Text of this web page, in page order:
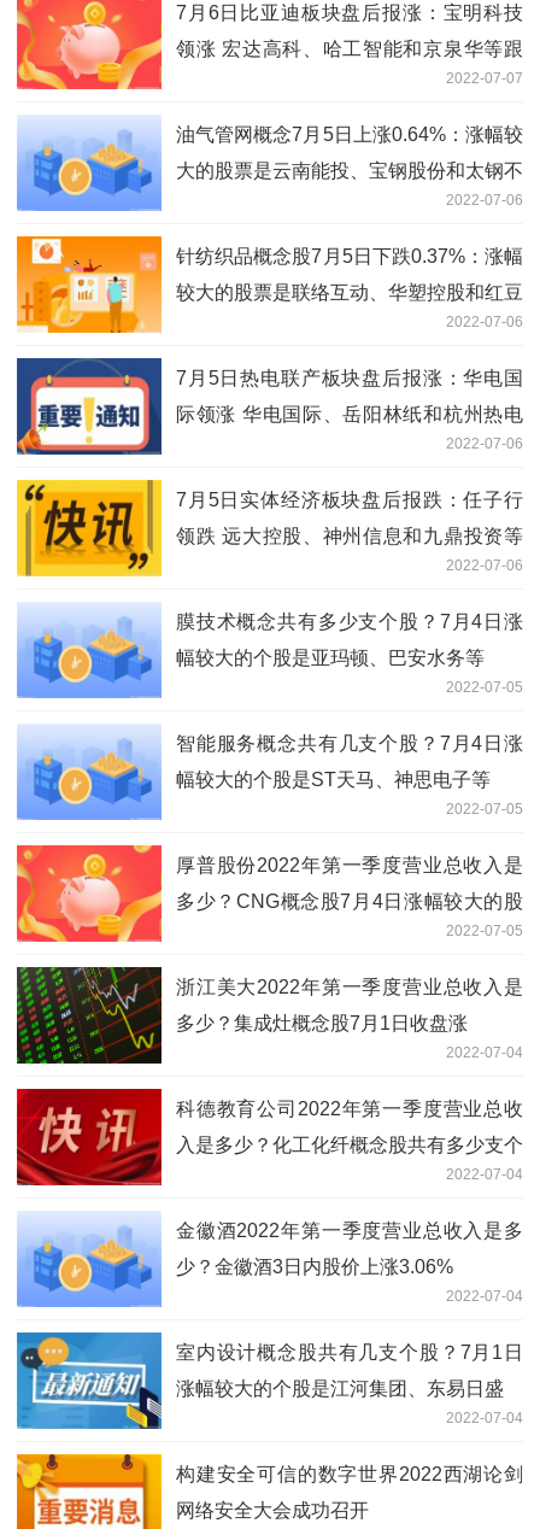
7月6日比亚迪板块盘后报涨：宝明科技
领涨 宏达高科、哈工智能和京泉华等跟
2022-07-07
油气管网概念7月5日上涨0.64%：涨幅较
大的股票是云南能投、宝钢股份和太钢不
2022-07-06
针纺织品概念股7月5日下跌0.37%：涨幅
较大的股票是联络互动、华塑控股和红豆
2022-07-06
7月5日热电联产板块盘后报涨：华电国
际领涨 华电国际、岳阳林纸和杭州热电
2022-07-06
7月5日实体经济板块盘后报跌：任子行
领跌 远大控股、神州信息和九鼎投资等
2022-07-06
膜技术概念共有多少支个股？7月4日涨
幅较大的个股是亚玛顿、巴安水务等
2022-07-05
智能服务概念共有几支个股？7月4日涨
幅较大的个股是ST天马、神思电子等
2022-07-05
厚普股份2022年第一季度营业总收入是
多少？CNG概念股7月4日涨幅较大的股
2022-07-05
浙江美大2022年第一季度营业总收入是
多少？集成灶概念股7月1日收盘涨
2022-07-04
科德教育公司2022年第一季度营业总收
入是多少？化工化纤概念股共有多少支个
2022-07-04
金徽酒2022年第一季度营业总收入是多
少？金徽酒3日内股价上涨3.06%
2022-07-04
室内设计概念股共有几支个股？7月1日
涨幅较大的个股是江河集团、东易日盛
2022-07-04
构建安全可信的数字世界2022西湖论剑
网络安全大会成功召开